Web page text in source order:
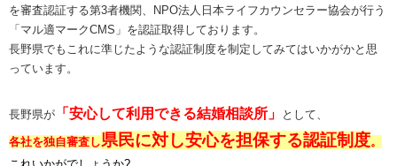
を審査認証する第3者機関、NPO法人日本ライフカウンセラー協会が行う
「マル適マークCMS」を認証取得しております。
長野県でもこれに準じたような認証制度を制定してみてはいかがかと思
っています。
長野県が 「安心して利用できる結婚相談所」 として、
各社を独自審査し県民に対し安心を担保する認証制度。